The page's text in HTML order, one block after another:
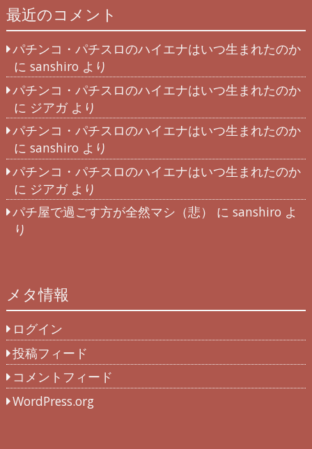
最近のコメント
パチンコ・パチスロのハイエナはいつ生まれたのか
に sanshiro より
パチンコ・パチスロのハイエナはいつ生まれたのか
に ジアガより
パチンコ・パチスロのハイエナはいつ生まれたのか
に sanshiro より
パチンコ・パチスロのハイエナはいつ生まれたのか
に ジアガより
パチ屋で過ごす方が全然マシ（悲）
にsanshiro よ
り
メタ情報
ログイン
投稿フィード
コメントフィード
WordPress.org